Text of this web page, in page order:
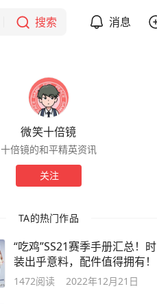
搜索 消息
微笑十倍镜
十倍镜的和平精英资讯
关注
TA的热门作品
“吃鸡”SS21赛季手册汇总！时
装出乎意料，配件值得拥有！
1472阅读 2022年12月21日